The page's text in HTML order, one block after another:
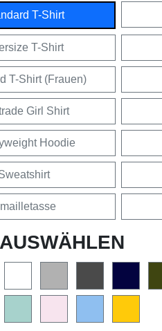
T-Shirt
T-Shirt
T-Shirt (Frauen)
Girl Shirt
Hoodie